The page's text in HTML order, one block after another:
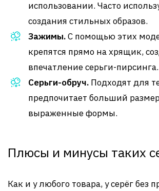
использовании. Часто
создания стильных образов.
Зажимы.С помощью этих
крепятся прямо на хрящик,
впечатление серьги-пирсинга.
Серьги-обруч. Подходят для
предпочитает больший
выраженные формы.
Плюсы и минусы таких
Как и у любого товара, у серёг без